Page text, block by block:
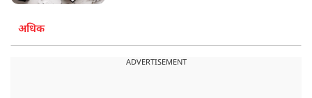
अधिक
ADVERTISEMENT